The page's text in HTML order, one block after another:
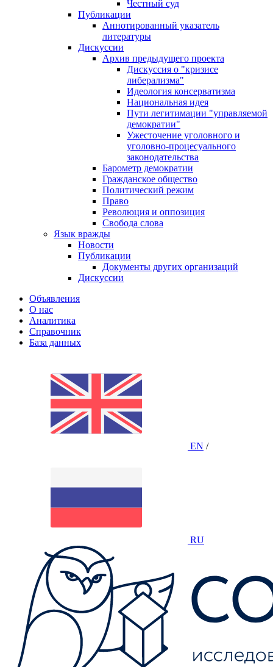
Честный суд
Публикации
Аннотированный указатель
литературы
Дискуссии
Архив предыдущего проекта
Дискуссия о "кризисе
либерализма"
Идеология консерватизма
Национальная идея
Пути легитимации "управляемой
демократии"
Ужесточение уголовного и
уголовно-процесуального
законодательства
Барометр демократии
Гражданское общество
Политический режим
Право
Революция и оппозиция
Свобода слова
Язык вражды
Новости
Публикации
Документы других организаций
Дискуссии
Объявления
О нас
Аналитика
Справочник
База данных
EN /
RU